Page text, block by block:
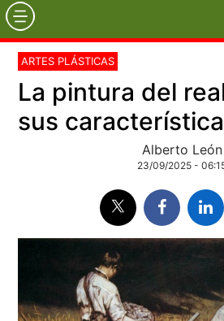
ARTES PLÁSTICAS
La pintura del
sus
Alberto León
23/09/2025 -